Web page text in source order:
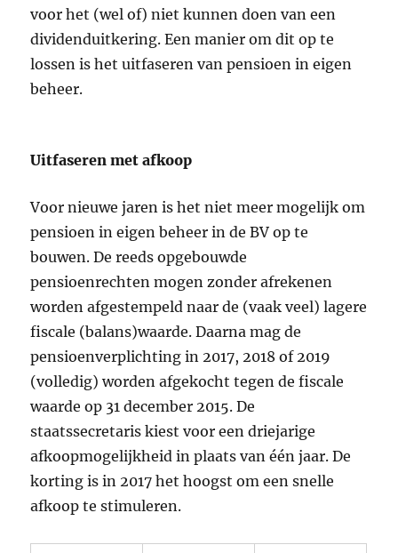
voor het (wel of) niet kunnen doen van een
dividenduitkering. Een manier om dit op te
lossen is het uitfaseren van pensioen in eigen
beheer.
Uitfaseren met afkoop
Voor nieuwe jaren is het niet meer mogelijk om
pensioen in eigen beheer in de BV op te
bouwen. De reeds opgebouwde
pensioenrechten mogen zonder afrekenen
worden afgestempeld naar de (vaak veel) lagere
fiscale (balans)waarde. Daarna mag de
pensioenverplichting in 2017, 2018 of 2019
(volledig) worden afgekocht tegen de fiscale
waarde op 31 december 2015. De
staatssecretaris kiest voor een driejarige
afkoopmogelijkheid in plaats van één jaar. De
korting is in 2017 het hoogst om een snelle
afkoop te stimuleren.